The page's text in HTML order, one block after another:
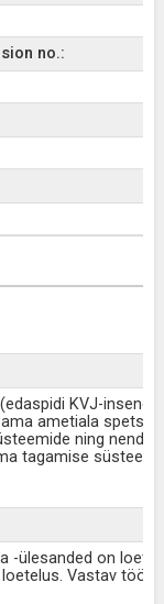
no.:
KVJ-insener)
ametiala
ning
tagamise
-ülesanded on
Vastav